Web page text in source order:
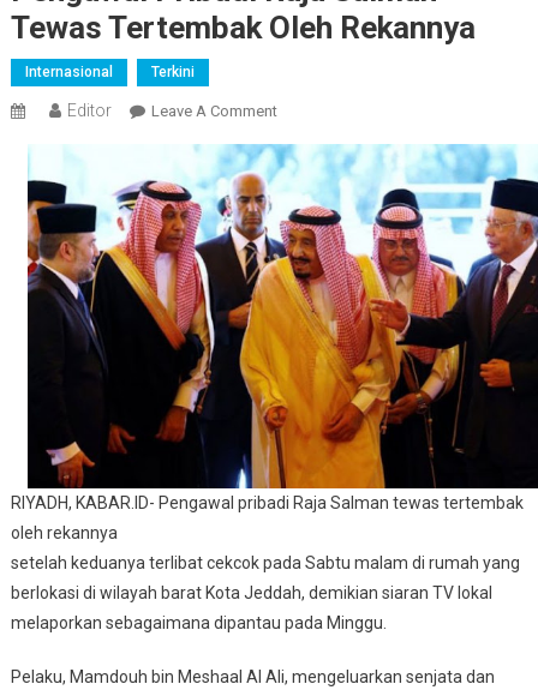
Tewas Tertembak Oleh Rekannya
Internasional Terkini
Editor Leave A CommentOn
Pribadi
Raja
Salman
Tewas
Tertembak
Oleh
Rekannya
RIYADH, KABAR.ID- Pengawal pribadi Raja Salman tewas tertembak
oleh rekannya
setelah keduanya terlibat cekcok pada Sabtu malam di rumah yang
berlokasi di wilayah barat Kota Jeddah, demikian siaran TV lokal
melaporkan sebagaimana dipantau pada Minggu.
Pelaku, Mamdouh bin Meshaal Al Ali, mengeluarkan senjata dan